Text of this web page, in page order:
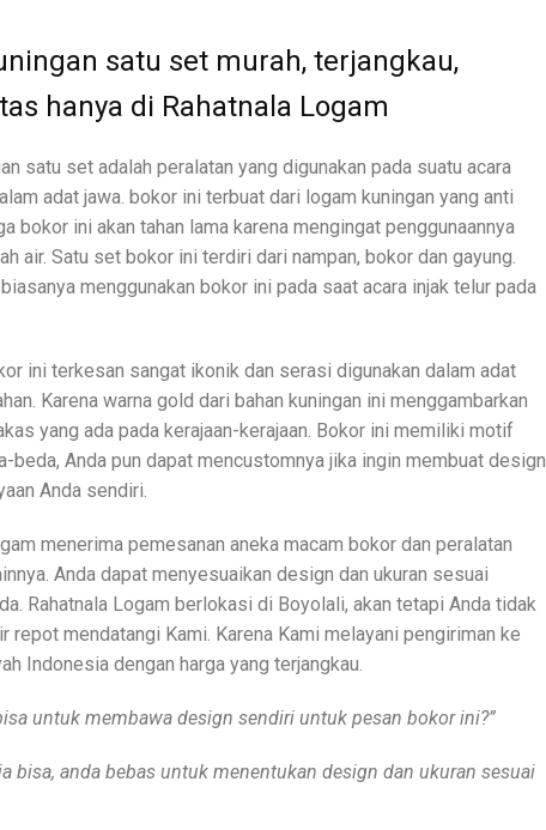
satu set murah, terjangkau,
hanya di Rahatnala Logam
satu set adalah peralatan yang digunakan pada suatu acara
adat jawa. bokor ini terbuat dari logam kuningan yang anti
bokor ini akan tahan lama karena mengingat penggunaannya
air. Satu set bokor ini terdiri dari nampan, bokor dan gayung.
menggunakan bokor ini pada saat acara injak telur pada
ini terkesan sangat ikonik dan serasi digunakan dalam adat
Karena warna gold dari bahan kuningan ini menggambarkan
yang ada pada kerajaan-kerajaan. Bokor ini memiliki motif
beda, Anda pun dapat mencustomnya jika ingin membuat design
Anda sendiri.
menerima pemesanan aneka macam bokor dan peralatan
Anda dapat menyesuaikan design dan ukuran sesuai
Rahatnala Logam berlokasi di Boyolali, akan tetapi Anda tidak
repot mendatangi Kami. Karena Kami melayani pengiriman ke
Indonesia dengan harga yang terjangkau.
untuk membawa design sendiri untuk pesan bokor ini?”
bisa, anda bebas untuk menentukan design dan ukuran sesuai